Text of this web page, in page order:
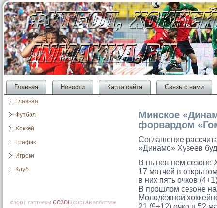
Главная Новости Карта сайта Связь с нами
Главная
Футбол
Хоккей
График
Игроки
Клуб
спорт партнеры сезон состав арбитраж
Минское
форвардом
Соглашение
«Динамο» Хузеев
В нынешнем сезоне
17 матчей в
в них пять очков
В прошлом сезоне
Молодёжной
21 (9+12) очко в 52